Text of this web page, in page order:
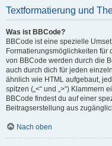
Textformatierung und
Was ist BBCode?
BBCode ist eine spezielle
Formatierungsmöglichkeiten für
von BBCode werden durch die
auch durch dich für jeden
ähnlich wie HTML aufgebaut,
spitzen („<“ und „>“) Klammern
BBCode findest du auf einer
Beitragserstellung aus
Nach oben